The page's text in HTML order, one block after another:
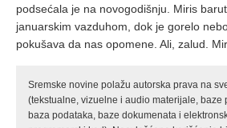
podsećala je na novogodišnju. Miris
januarskim vazduhom, dok je gorelo
pokušava da nas opomene. Ali, zalud.
Sremske novine polažu autorska prava na
(tekstualne, vizuelne i audio materijale, baze
baza podataka, baze dokumenata i